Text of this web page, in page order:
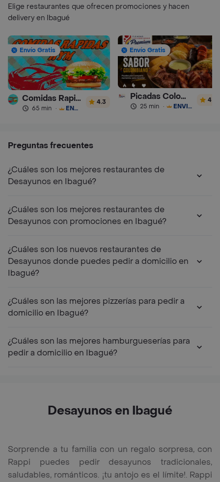
Elige restaurantes que ofrecen promociones y hacen
delivery en Ibagué
Envío Gratis
Comidas Rapidas Hym
65 min · ENVÍO GRATIS
4.3
Envío Gratis
Picadas Colombianas Premium
25 min · ENVÍO GRATIS
4
Preguntas frecuentes
¿Cuáles son los mejores restaurantes de
Desayunos en Ibagué?
¿Cuáles son los mejores restaurantes de
Desayunos con promociones en Ibagué?
¿Cuáles son los nuevos restaurantes de
Desayunos donde puedes pedir a domicilio en
Ibagué?
¿Cuáles son las mejores pizzerías para pedir a
domicilio en Ibagué?
¿Cuáles son las mejores hamburgueserías para
pedir a domicilio en Ibagué?
Desayunos en Ibagué
Sorprende a tu familia con un regalo sorpresa, con
Rappi puedes pedir desayunos tradicionales,
saludables, románticos. ¡tu antojo es el límite!. Rappi